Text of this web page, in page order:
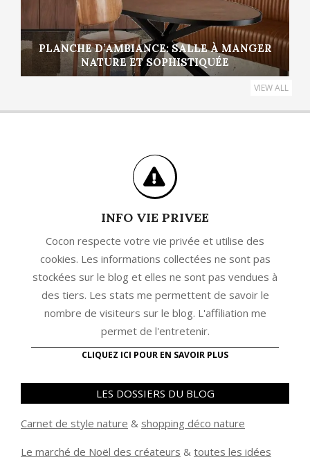
PLANCHE D’AMBIANCE: SALLE À MANGER
NATURE ET SOPHISTIQUÉE
VIEW ALL
INFO VIE PRIVEE
Cocon respecte votre vie privée et utilise des
cookies. Les informations collectées ne sont pas
stockées sur le blog et elles ne sont pas vendues à
des tiers. Les stats me permettent de savoir le
nombre de visiteurs sur le blog. L'affiliation me
permet de l'entretenir.
CLIQUEZ ICI POUR EN SAVOIR PLUS
LES DOSSIERS DU BLOG
Carnet de style nature & shopping déco nature
Le marché de Noël des créateurs & toutes les idées